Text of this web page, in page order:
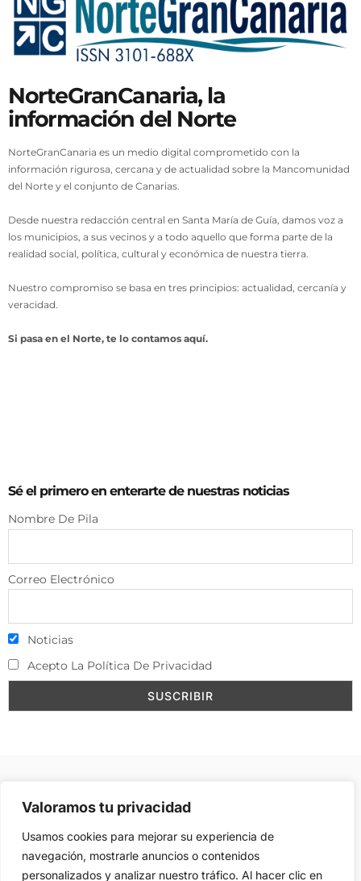
Valoramos tu privacidad
Usamos cookies para mejorar su experiencia de
navegación, mostrarle anuncios o contenidos
personalizados y analizar nuestro tráfico. Al hacer clic en
NorteGranCanaria, la
información del Norte
NorteGranCanaria es un medio digital comprometido con la
información rigurosa, cercana y de actualidad sobre la Mancomunidad
del Norte y el conjunto de Canarias.
Desde nuestra redacción central en Santa María de Guía, damos voz a
los municipios, a sus vecinos y a todo aquello que forma parte de la
realidad social, política, cultural y económica de nuestra tierra.
Nuestro compromiso se basa en tres principios: actualidad, cercanía y
veracidad.
Si pasa en el Norte, te lo contamos aquí.
Sé el primero en enterarte de nuestras noticias
Nombre De Pila
Correo Electrónico
Noticias
Acepto La Política De Privacidad
Aviso Legal Política de Cookies
Publicidad